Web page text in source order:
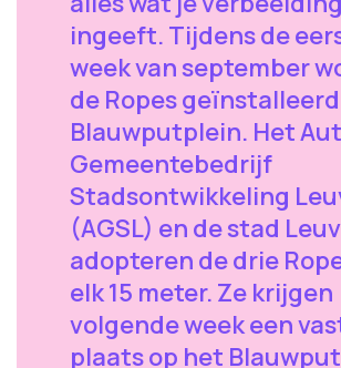
ingeeft. Tijdens de
week van september
de Ropes
Blauwputplein. Het
Gemeentebedrijf
Stadsontwikkeling
(AGSL) en de stad
adopteren de drie
elk 15 meter. Ze krijgen
volgende week een
plaats op het